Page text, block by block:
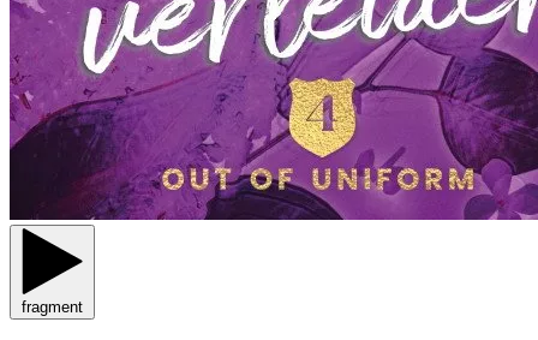
fragment